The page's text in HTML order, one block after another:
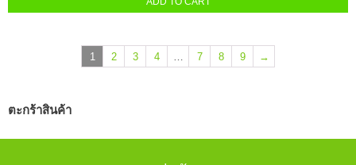
1 2 3 4 7 8 9 →
ตะกร้าสินค้า